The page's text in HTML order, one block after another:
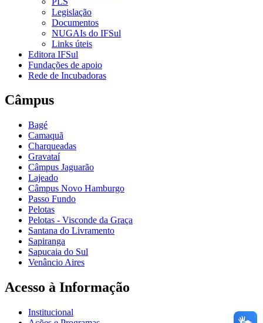
Legislação
Documentos
NUGAIs do IFSul
Links úteis
Editora IFSul
Fundações de apoio
Rede de Incubadoras
Câmpus
Bagé
Camaquã
Charqueadas
Gravataí
Câmpus Jaguarão
Lajeado
Câmpus Novo Hamburgo
Passo Fundo
Pelotas
Pelotas - Visconde da Graça
Santana do Livramento
Sapiranga
Sapucaia do Sul
Venâncio Aires
Acesso à Informação
Institucional